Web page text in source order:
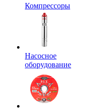
Компрессоры
Насосное
оборудование